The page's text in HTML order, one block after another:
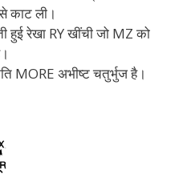
काट ली।
हुई रेखा RY खींची जो MZ को
MORE अभीष्ट चतुर्भुज है।